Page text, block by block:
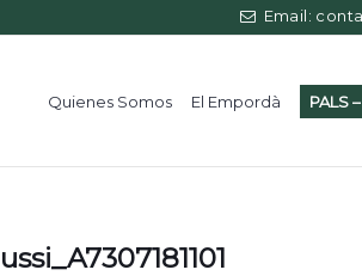
Email:
Quienes Somos El Empordà PALS